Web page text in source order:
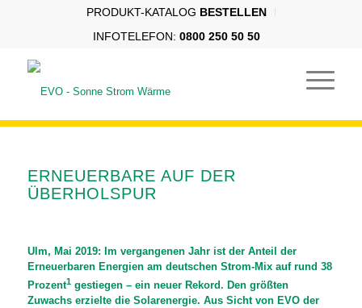
PRODUKT-KATALOG BESTELLEN
INFOTELEFON:0800 250 50 50
ERNEUERBARE AUF DER
ÜBERHOLSPUR
Ulm, Mai 2019: Im vergangenen Jahr ist der Anteil der
Erneuerbaren Energien am deutschen Strom-Mix auf rund 38
Prozent1gestiegen – ein neuer Rekord. Den größten
Zuwachs erzielte die Solarenergie. Aus Sicht von EVO der